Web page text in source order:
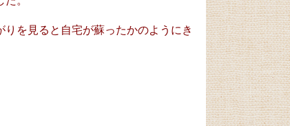
を見ると自宅が蘇ったかのようにき